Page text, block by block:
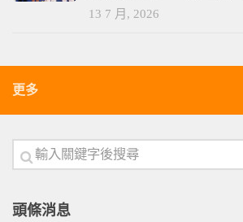
13 7 月, 2026
更多
頭條消息